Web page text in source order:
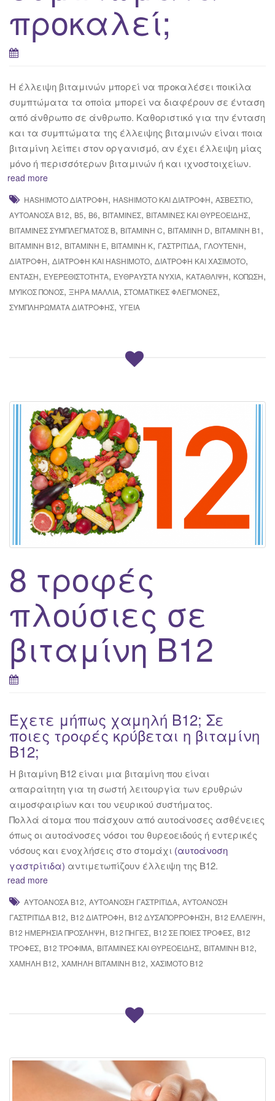
προκαλεί;
Η έλλειψη βιταμινών μπορεί να προκαλέσει ποικίλα
συμπτώματα τα οποία μπορεί να διαφέρουν σε ένταση
από άνθρωπο σε άνθρωπο. Καθοριστικό για την ένταση
και τα συμπτώματα της έλλειψης βιταμινών είναι ποια
βιταμίνη λείπει στον οργανισμό, αν έχει έλλειψη μίας
μόνο ή περισσότερων βιταμινών ή και ιχνοστοιχείων.
read more
HASHIMOTO ΔΙΑΤΡΟΦΉ, HASHIMOTO ΚΑΙ ΔΙΑΤΡΟΦΉ, ΑΣΒΈΣΤΙΟ,
ΑΥΤΟΆΝΟΣΑ Β12, Β5, Β6, ΒΙΤΑΜΊΝΕΣ, ΒΙΤΑΜΊΝΕΣ ΚΑΙ ΘΥΡΕΟΕΙΔΉΣ,
ΒΙΤΑΜΊΝΕΣ ΣΥΜΠΛΈΓΜΑΤΟΣ Β, ΒΙΤΑΜΊΝΗ C, ΒΙΤΑΜΊΝΗ D, ΒΙΤΑΜΊΝΗ Β1 ,
ΒΙΤΑΜΊΝΗ Β12, ΒΙΤΑΜΊΝΗ Ε, ΒΙΤΑΜΊΝΗ Κ, ΓΑΣΤΡΊΤΙΔΑ, ΓΛΟΥΤΈΝΗ,
ΔΙΑΤΡΟΦΉ, ΔΙΑΤΡΟΦΉ ΚΑΙ HASHIMOTO, ΔΙΑΤΡΟΦΉ ΚΑΙ ΧΑΣΙΜΌΤΟ,
ΈΝΤΑΣΗ, ΕΥΕΡΕΘΙΣΤΌΤΗΤΑ, ΕΎΘΡΑΥΣΤΑ ΝΎΧΙΑ, ΚΑΤΆΘΛΙΨΗ, ΚΌΠΩΣΗ,
ΜΥΪΚΌΣ ΠΌΝΟΣ, ΞΗΡΆ ΜΑΛΛΙΆ, ΣΤΟΜΑΤΙΚΈΣ ΦΛΕΓΜΟΝΈΣ,
ΣΥΜΠΛΗΡΏΜΑΤΑ ΔΙΑΤΡΟΦΉΣ, ΥΓΕΊΑ
8 τροφές
πλούσιες σε
βιταμίνη Β12
Έχετε μήπως χαμηλή Β12; Σε
ποιες τροφές κρύβεται η βιταμίνη
Β12;
Η βιταμίνη Β12 είναι μια βιταμίνη που είναι
απαραίτητη για τη σωστή λειτουργία των ερυθρών
αιμοσφαιρίων και του νευρικού συστήματος.
Πολλά άτομα που πάσχουν από αυτοάνοσες ασθένειες
όπως οι αυτοάνοσες νόσοι του θυρεοειδούς ή εντερικές
νόσους και ενοχλήσεις στο στομάχι (αυτοάνοση
γαστρίτιδα) αντιμετωπίζουν έλλειψη της Β12.
read more
ΑΥΤΟΆΝΟΣΑ Β12, ΑΥΤΟΆΝΟΣΗ ΓΑΣΤΡΊΤΙΔΑ, ΑΥΤΟΆΝΟΣΗ
ΓΑΣΤΡΊΤΙΔΑ Β12, Β12 ΔΙΑΤΡΟΦΉ, Β12 ΔΥΣΑΠΟΡΡΌΦΗΣΗ, Β12 ΈΛΛΕΙΨΗ,
Β12 ΗΜΕΡΉΣΙΑ ΠΡΌΣΛΗΨΗ, Β12 ΠΗΓΈΣ, Β12 ΣΕ ΠΟΙΕΣ ΤΡΟΦΈΣ, Β12
ΤΡΟΦΈΣ, Β12 ΤΡΌΦΙΜΑ, ΒΙΤΑΜΊΝΕΣ ΚΑΙ ΘΥΡΕΟΕΙΔΉΣ, ΒΙΤΑΜΊΝΗ Β12,
ΧΑΜΗΛΉ Β12, ΧΑΜΗΛΉ ΒΙΤΑΜΊΝΗ Β12, ΧΑΣΙΜΌΤΟ Β12